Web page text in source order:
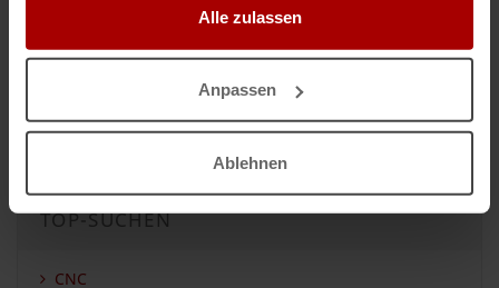
Alle zulassen
Anpassen
Ablehnen
Marketing, Vertrieb & Verkauf
Finanzen, Recht & Verwaltung
Sicherheit, Events & Gastronomie
Vermittlung, Personal & Beratung
TOP-SUCHEN
CNC